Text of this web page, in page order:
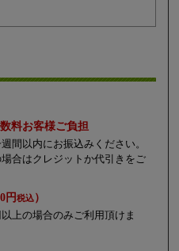
料お客様ご負担
間以内にお振込みください。
合はクレジットか代引きをご
円税込）
上の場合のみご利用頂けま